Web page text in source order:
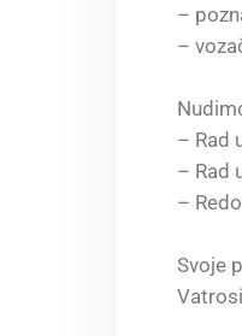
–
–
– Rad
– Rad
–
Svoje